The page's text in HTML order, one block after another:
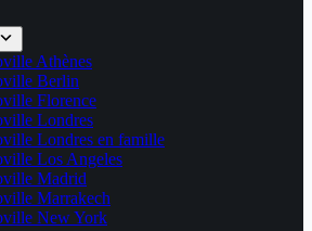
Athènes
Berlin
Florence
Londres
Londres en famille
Los Angeles
Madrid
Marrakech
New York